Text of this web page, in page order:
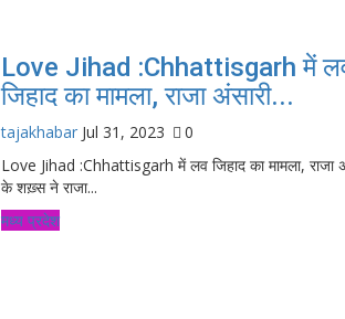
Love Jihad :Chhattisgarh में
जिहाद का मामला, राजा अंसारी...
tajakhabar Jul 31, 2023
0
Love Jihad :Chhattisgarh में लव जिहाद का मामला, राजा
के शख़्स ने राजा...
मध्य प्रदेश